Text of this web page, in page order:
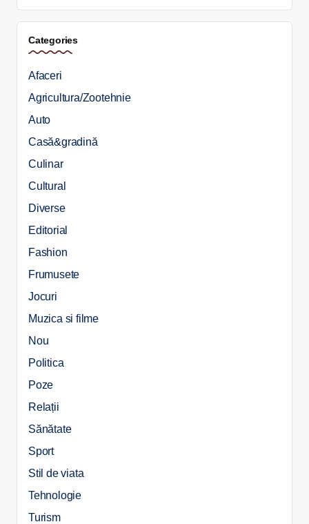
Categories
Afaceri
Agricultura/Zootehnie
Auto
Casă&gradină
Culinar
Cultural
Diverse
Editorial
Fashion
Frumusete
Jocuri
Muzica si filme
Nou
Politica
Poze
Relații
Sănătate
Sport
Stil de viata
Tehnologie
Turism